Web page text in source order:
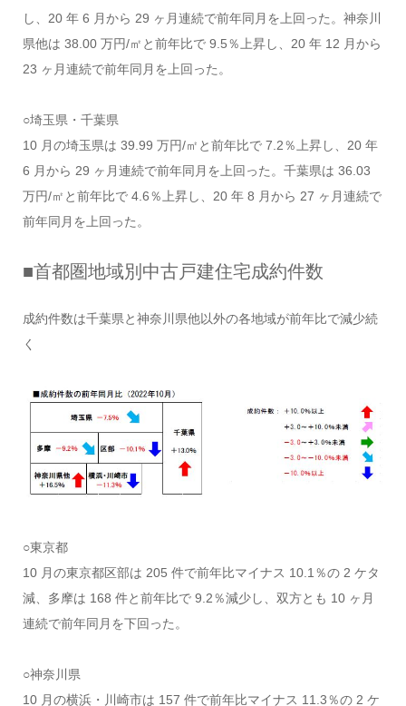
し、20 年 6 月から 29 ヶ月連続で前年同月を上回った。神奈川
県他は 38.00 万円/㎡と前年比で 9.5％上昇し、20 年 12 月から
23 ヶ月連続で前年同月を上回った。
○埼玉県・千葉県
10 月の埼玉県は 39.99 万円/㎡と前年比で 7.2％上昇し、20 年
6 月から 29 ヶ月連続で前年同月を上回った。千葉県は 36.03
万円/㎡と前年比で 4.6％上昇し、20 年 8 月から 27 ヶ月連続で
前年同月を上回った。
■首都圏地域別中古戸建住宅成約件数
成約件数は千葉県と神奈川県他以外の各地域が前年比で減少続
く
○東京都
10 月の東京都区部は 205 件で前年比マイナス 10.1％の 2 ケタ
減、多摩は 168 件と前年比で 9.2％減少し、双方とも 10 ヶ月
連続で前年同月を下回った。
○神奈川県
10 月の横浜・川崎市は 157 件で前年比マイナス 11.3％の 2 ケ